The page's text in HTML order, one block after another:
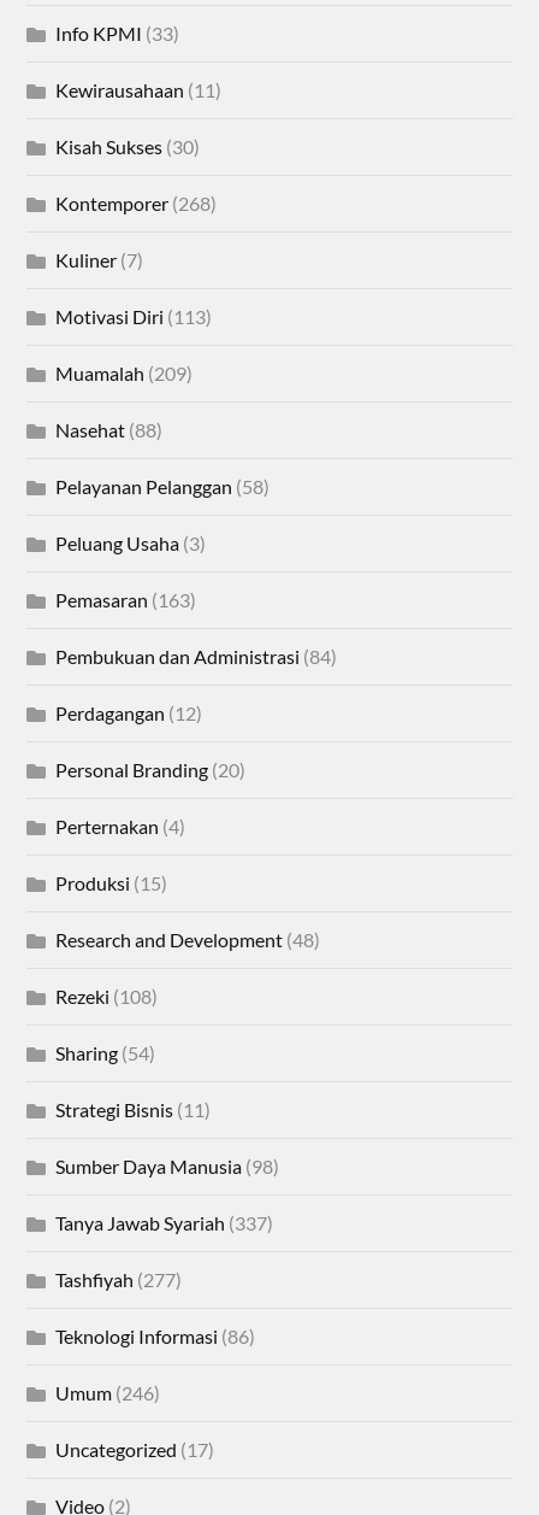
Info KPMI (33)
Kewirausahaan (11)
Kisah Sukses (30)
Kontemporer (268)
Kuliner (7)
Motivasi Diri (113)
Muamalah (209)
Nasehat (88)
Pelayanan Pelanggan (58)
Peluang Usaha (3)
Pemasaran (163)
Pembukuan dan Administrasi (84)
Perdagangan (12)
Personal Branding (20)
Perternakan (4)
Produksi (15)
Research and Development (48)
Rezeki (108)
Sharing (54)
Strategi Bisnis (11)
Sumber Daya Manusia (98)
Tanya Jawab Syariah (337)
Tashfiyah (277)
Teknologi Informasi (86)
Umum (246)
Uncategorized (17)
Video (2)